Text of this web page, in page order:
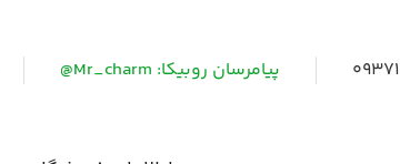
پیامرسان روبیکا: Mr_charm@